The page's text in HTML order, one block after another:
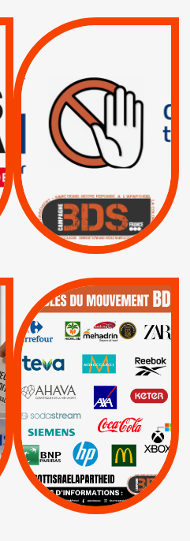
RESPECT DU DROIT
INTERNATIONAL ?
TRUMP, MACRON :
MÊME COMBAT
| Actus |
| Boycott militaire |
Lettres d'interpellation
QUE BOYCOTTER ?
BOYCOTT /
AXA BNP | CAF |
Carrefour | HP |
Keter |
Livres et brochures |
Mehadrin | PUMA
Sodastream |
Visuels, tracts,
affiches,...